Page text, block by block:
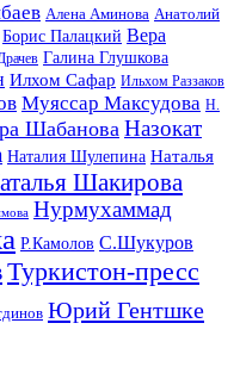
Алена Аминова Анатолий
Борис Палацкий Вера
Галина Глушкова
Илхом Сафар Ильхом Раззаков
Муяссар Максудова Н.
ШабановаНазокат
Наталия Шулепина Наталья
Шакирова
Нурмухаммад
Р.Камолов С.Шукуров
Туркистон-пресс
Юрий Гентшке